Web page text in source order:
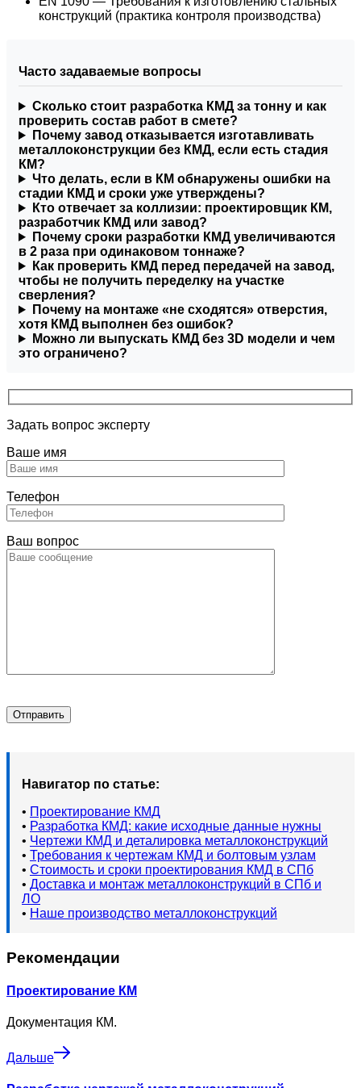
конструкций (практика контроля производства)
Часто задаваемые вопросы
Сколько стоит разработка КМД за тонну и как
проверить состав работ в смете?
Почему завод отказывается изготавливать
металлоконструкции без КМД, если есть стадия
КМ?
Что делать, если в КМ обнаружены ошибки на
стадии КМД и сроки уже утверждены?
Кто отвечает за коллизии: проектировщик КМ,
разработчик КМД или завод?
Почему сроки разработки КМД увеличиваются
в 2 раза при одинаковом тоннаже?
Как проверить КМД перед передачей на завод,
чтобы не получить переделку на участке
сверления?
Почему на монтаже «не сходятся» отверстия,
хотя КМД выполнен без ошибок?
Можно ли выпускать КМД без 3D модели и чем
это ограничено?
Задать вопрос эксперту
Ваше имя
Телефон
Ваш вопрос
Навигатор по статье:
• Проектирование КМД
• Разработка КМД: какие исходные данные нужны
• Чертежи КМД и деталировка металлоконструкций
• Требования к чертежам КМД и болтовым узлам
• Стоимость и сроки проектирования КМД в СПб
• Доставка и монтаж металлоконструкций в СПб и
ЛО
• Наше производство металлоконструкций
Рекомендации
Проектирование КМ
Документация КМ.
Дальше